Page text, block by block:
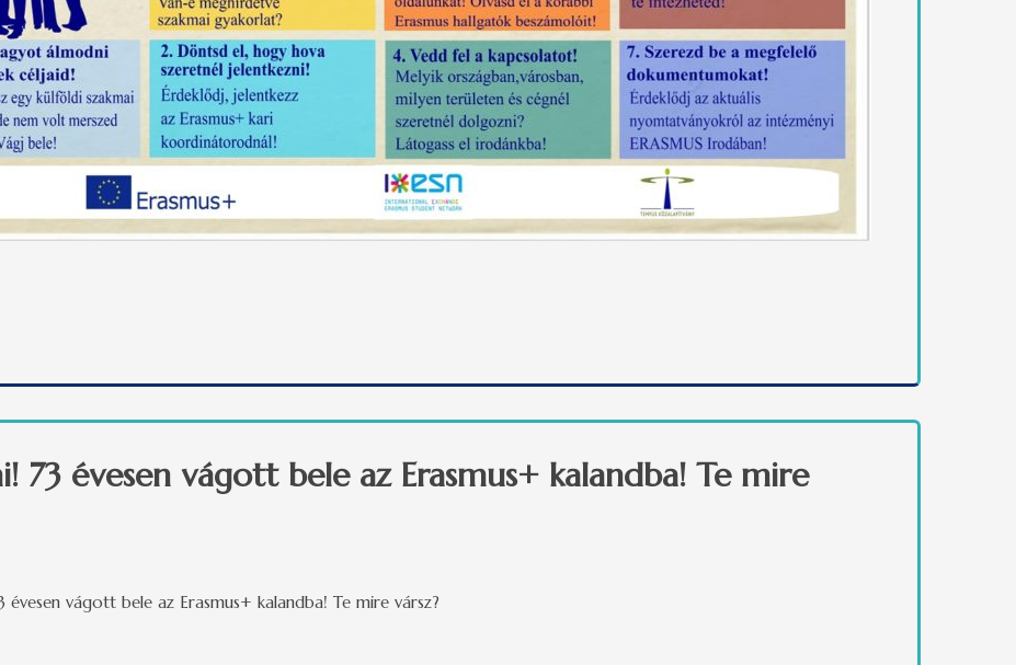
73 évesen vágott bele az Erasmus+ kalandba! Te mire
vágott bele az Erasmus+ kalandba! Te mire vársz?